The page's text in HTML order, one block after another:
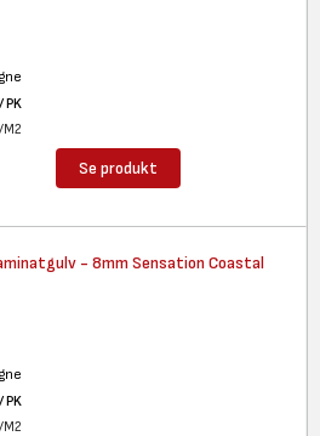
/ PK
/M2
Se produkt
- 8mm Sensation Coastal
/ PK
/M2